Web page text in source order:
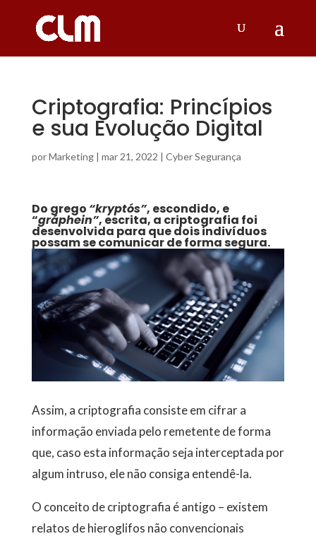
Criptografia: Princípios
e sua Evolução Digital
porMarketing| mar 21, 2022 | Cyber Segurança
Do grego “kryptós”, escondido, e
“gráphein”, escrita, a criptografia foi
desenvolvida para que dois indivíduos
possam se comunicar de forma segura.
Assim, a criptografia consiste em cifrar a
informação enviada pelo remetente de forma
que, caso esta informação seja interceptada por
algum intruso, ele não consiga entendê-la.
O conceito de criptografia é antigo – existem
relatos de hieroglifos não convencionais